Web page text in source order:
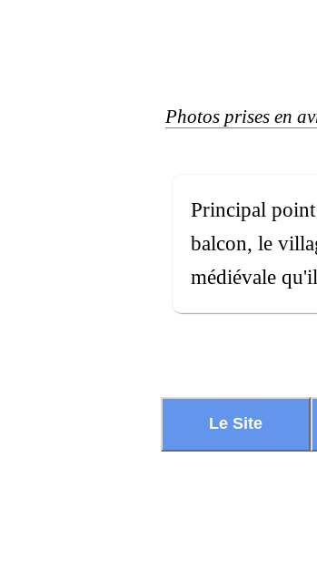
Photos prises en
Principal point
balcon, le
médiévale
Le Site